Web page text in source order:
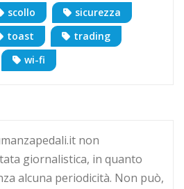
scollo
sicurezza
toast
trading
wi-fi
non
giornalistica, in quanto
alcuna periodicità. Non può,